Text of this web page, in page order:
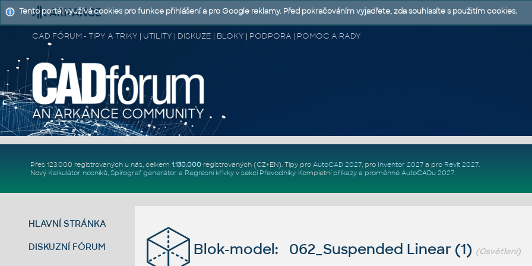
CAD FÓRUM - TIPY A TRIKY | UTILITY | DISKUZE | BLOKY | PODPORA | POMOC A RADY
Přes 123.000 registrovaných u nás, celkem 1.130.000registrovaných (CZ+EN). Tipy pro AutoCAD 2027, pro Inventor 2027a pro Revit 2027.
Nový Kalkulátor nosníků, Spirograf generátor a Regresní křivkyv sekci Převodníky. Kompletní příkazya proměnné AutoCADu 2027.
HLAVNÍ STRÁNKA
DISKUZNÍ FÓRUM Blok-model: 062_Suspended Linear (1) (Osvětlení)
Tento portál využívá cookies pro funkce přihlášení a pro Google reklamy. Před pokračováním vyjadřete, zda souhlasíte s použitím cookies.